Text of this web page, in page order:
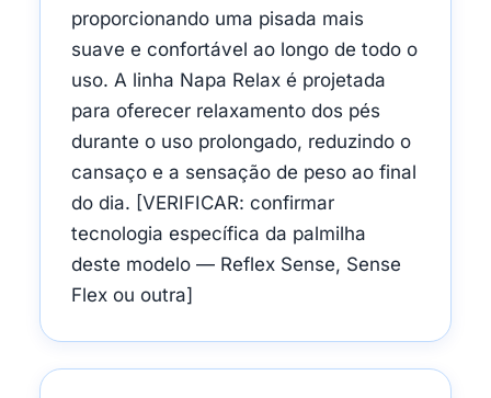
proporcionando uma pisada mais
suave e confortável ao longo de todo o
uso. A linha Napa Relax é projetada
para oferecer relaxamento dos pés
durante o uso prolongado, reduzindo o
cansaço e a sensação de peso ao final
do dia. [VERIFICAR: confirmar
tecnologia específica da palmilha
deste modelo — Reflex Sense, Sense
Flex ou outra]